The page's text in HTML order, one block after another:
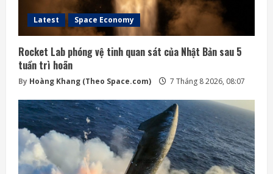
Latest Space Economy
Rocket Lab phóng vệ tinh quan sát của Nhật Bản sau 5
tuần trì hoãn
By Hoàng Khang (Theo Space.com) 7 Tháng 8 2026, 08:07